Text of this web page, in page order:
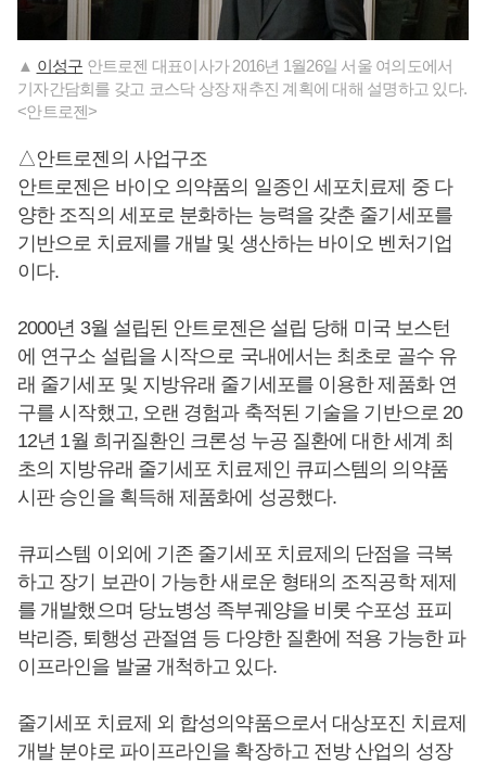
▲ 이성구 안트로젠 대표이사가 2016년 1월26일 서울 여의도에서
기자간담회를 갖고 코스닥 상장 재추진 계획에 대해 설명하고 있다.
<안트로젠>
△안트로젠의 사업구조
안트로젠은 바이오 의약품의 일종인 세포치료제 중 다
양한 조직의 세포로 분화하는 능력을 갖춘 줄기세포를
기반으로 치료제를 개발 및 생산하는 바이오 벤처기업
이다.
2000년 3월 설립된 안트로젠은 설립 당해 미국 보스턴
에 연구소 설립을 시작으로 국내에서는 최초로 골수 유
래 줄기세포 및 지방유래 줄기세포를 이용한 제품화 연
구를 시작했고, 오랜 경험과 축적된 기술을 기반으로 20
12년 1월 희귀질환인 크론성 누공 질환에 대한 세계 최
초의 지방유래 줄기세포 치료제인 큐피스템의 의약품
시판 승인을 획득해 제품화에 성공했다.
큐피스템 이외에 기존 줄기세포 치료제의 단점을 극복
하고 장기 보관이 가능한 새로운 형태의 조직공학 제제
를 개발했으며 당뇨병성 족부궤양을 비롯 수포성 표피
박리증, 퇴행성 관절염 등 다양한 질환에 적용 가능한 파
이프라인을 발굴 개척하고 있다.
줄기세포 치료제 외 합성의약품으로서 대상포진 치료제
개발 분야로 파이프라인을 확장하고 전방 산업의 성장